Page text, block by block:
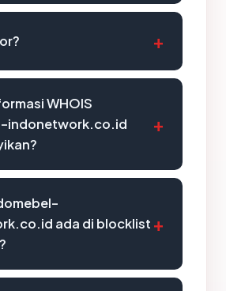
WHOIS
indonetwork.co.id
ada di blocklist